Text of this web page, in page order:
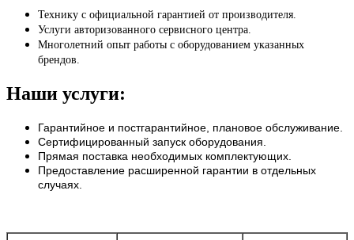
Технику с официальной гарантией от производителя.
Услуги авторизованного сервисного центра.
Многолетний опыт работы с оборудованием указанных
брендов.
Наши услуги:
Гарантийное и постгарантийное, плановое обслуживание.
Сертифицированный запуск оборудования.
Прямая поставка необходимых комплектующих.
Предоставление расширенной гарантии в отдельных
случаях.